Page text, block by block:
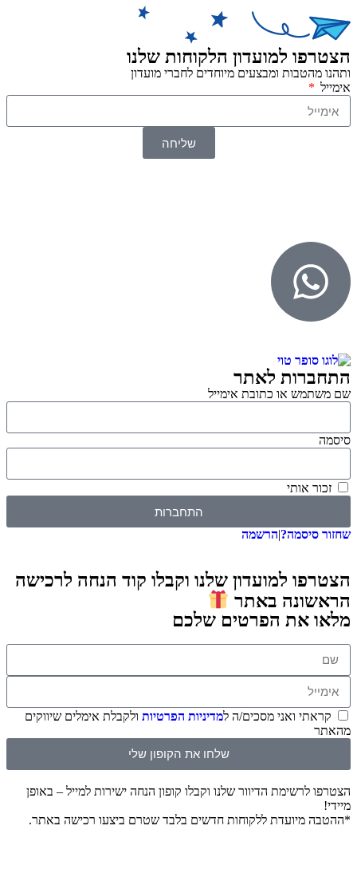
הצטרפו למועדון הלקוחות שלנו
ותהנו מהטבות ומבצעים מיוחדים לחברי מועדון
אימייל
שליחה
התחברות לאתר
שם משתמש או כתובת אימייל
סיסמה
זכור אותי
התחברות
שחזור סיסמה?|הרשמה
הצטרפו למועדון שלנו וקבלו קוד הנחה לרכישה
הראשונה באתר
מלאו את הפרטים שלכם
קראתי ואני מסכים/ה למדיניות הפרטיות ולקבלת אימלים שיווקים
מהאתר
שלחו את הקופון שלי
הצטרפו לרשימת הדיוור שלנו וקבלו קופון הנחה ישירות למייל – באופן
מיידי!
*ההטבה מיועדת ללקוחות חדשים בלבד שטרם ביצעו רכישה באתר.